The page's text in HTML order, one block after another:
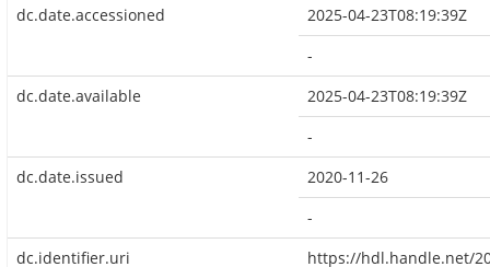
dc.date.accessioned
2025-04-23T08:19:39Z
-
dc.date.available
2025-04-23T08:19:39Z
-
dc.date.issued
2020-11-26
-
dc.identifier.uri
https://hdl.handle.net/